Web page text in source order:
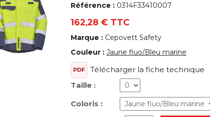
Référence : 0314F33410007
162,28 € TTC
Marque : Cepovett Safety
Couleur : Jaune fluo/Bleu marine
PDF
Télécharger la fiche technique
Taille :
Coloris :